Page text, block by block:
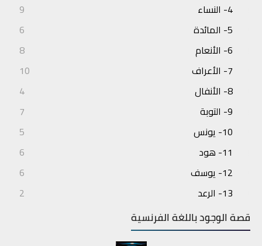
4- النساء
9
5- المائدة
6
6- الأنعام
8
7- الأعراف
10
8- الأنفال
4
9- التوبة
7
10- يونس
5
11- هود
6
12- يوسف
6
13- الرعد
2
14- إبراهيم
15- الحجر
قصة الوجود باللغة الفرنسية